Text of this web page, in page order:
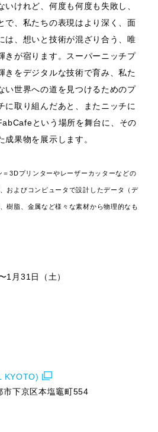
いけれど、何度も何度も失敗し、
で、私たちの表現はより深く、面
は、想いと技術が混ざり合う、唯
きが宿ります。スーパーニッチプ
きをデジタルな技術で育み、私た
い世界への道を見つけるためのプ
に取り組んだあと、またニッチに
という場所を舞台に、その
果物を展示します。
3Dプリンターやレーザーカッターなどの
およびコンピュータで設計したデータ（デ
樹脂、金属など様々な素材から物理的なも
1月31日（土）
KYOTO)
下京区本塩竈町554